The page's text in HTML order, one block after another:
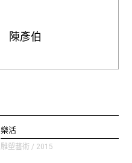
陳彥伯
樂活
雕塑藝術 / 2015